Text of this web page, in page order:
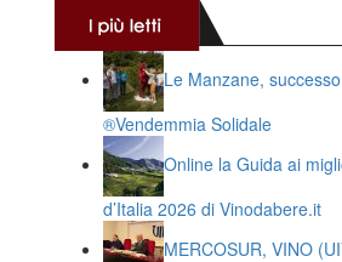
Le Manzane,
®️Vendemmia Solidale
Online la Guida ai
d’Italia 2026 di Vinodabere.it
MERCOSUR, VINO